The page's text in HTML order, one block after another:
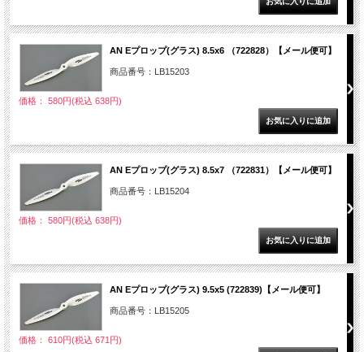
AN Eプロップ(グラス) 8.5x6 （722828）【メール便可】
商品番号：LB15203
価格： 580円(税込 638円)
AN Eプロップ(グラス) 8.5x7 （722831）【メール便可】
商品番号：LB15204
価格： 580円(税込 638円)
AN Eプロップ(グラス) 9.5x5 (722839)【メール便可】
商品番号：LB15205
価格： 610円(税込 671円)